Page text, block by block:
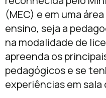
(MEC) e em uma
ensino, seja a
na modalidade de
apreenda os
pedagógicos e se
experiências em sala